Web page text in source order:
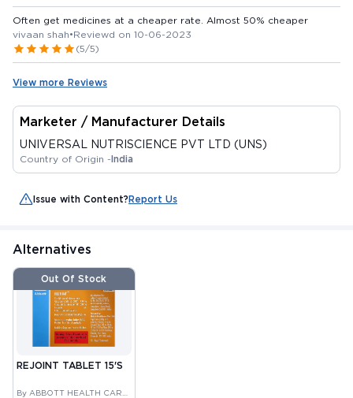
Often get medicines at a cheaper rate. Almost 50% cheaper
vivaan shah•Reviewd on 10-06-2023
(5/5)
View more Reviews
Marketer / Manufacturer Details
UNIVERSAL NUTRISCIENCE PVT LTD (UNS)
Country of Origin -India
Issue with Content?Report Us
Alternatives
Out Of Stock
REJOINT TABLET 15'S
By ABBOTT HEALTH CARE